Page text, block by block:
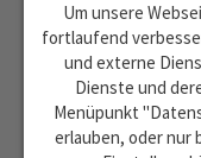
Stiftung
Zentrum für
Um unsere
fortlaufend
und externe
Dienste und
Menüpunkt
erlauben, oder nur